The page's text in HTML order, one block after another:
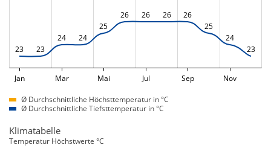
23 23
24 24
25
26 26 26
26
25
24
23
Jan Mar Mai Jul Sep Nov
Ø Durchschnittliche Höchsttemperatur in °C
Ø Durchschnittliche Tiefsttemperatur in °C
Klimatabelle
Temperatur Höchstwerte °C